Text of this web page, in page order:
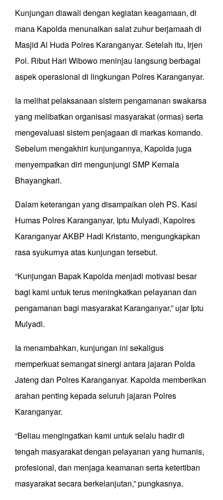
Kunjungan diawali dengan kegiatan keagamaan, di
mana Kapolda menunaikan salat zuhur berjamaah di
Masjid Al Huda Polres Karanganyar. Setelah itu, Irjen
Pol. Ribut Hari Wibowo meninjau langsung berbagai
aspek operasional di lingkungan Polres Karanganyar.
Ia melihat pelaksanaan sistem pengamanan swakarsa
yang melibatkan organisasi masyarakat (ormas) serta
mengevaluasi sistem penjagaan di markas komando.
Sebelum mengakhiri kunjungannya, Kapolda juga
menyempatkan diri mengunjungi SMP Kemala
Bhayangkari.
Dalam keterangan yang disampaikan oleh PS. Kasi
Humas Polres Karanganyar, Iptu Mulyadi, Kapolres
Karanganyar AKBP Hadi Kristanto, mengungkapkan
rasa syukurnya atas kunjungan tersebut.
“Kunjungan Bapak Kapolda menjadi motivasi besar
bagi kami untuk terus meningkatkan pelayanan dan
pengamanan bagi masyarakat Karanganyar,” ujar Iptu
Mulyadi.
Ia menambahkan, kunjungan ini sekaligus
memperkuat semangat sinergi antara jajaran Polda
Jateng dan Polres Karanganyar. Kapolda memberikan
arahan penting kepada seluruh jajaran Polres
Karanganyar.
“Beliau mengingatkan kami untuk selalu hadir di
tengah masyarakat dengan pelayanan yang humanis,
profesional, dan menjaga keamanan serta ketertiban
masyarakat secara berkelanjutan,” pungkasnya.